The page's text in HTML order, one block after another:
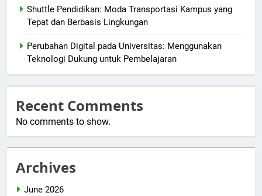
Shuttle Pendidikan: Moda Transportasi Kampus yang
Tepat dan Berbasis Lingkungan
Perubahan Digital pada Universitas: Menggunakan
Teknologi Dukung untuk Pembelajaran
Recent Comments
No comments to show.
Archives
June 2026